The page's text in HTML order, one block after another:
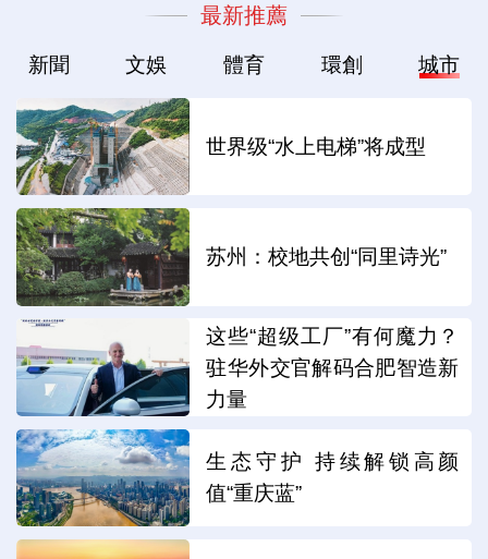
最新推薦
新聞 文娛 體育 環創 城市
世界级“水上电梯”将成型
苏州：校地共创“同里诗光”
这些“超级工厂”有何魔力？
驻华外交官解码合肥智造新
力量
生态守护 持续解锁高颜
值“重庆蓝”